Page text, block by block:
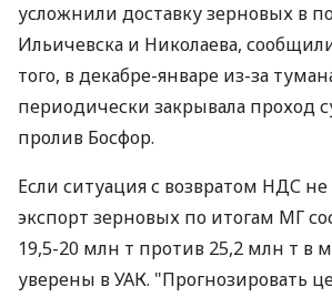
усложнили доставку зерновых в
Ильичевска и Николаева,
того, в декабре-январе из-за
периодически закрывала проход
пролив Босфор.
Если ситуация с возвратом НДС
экспорт зерновых по итогам МГ
19,5-20 млн т против 25,2 млн т в
уверены в УАК. "Прогнозировать